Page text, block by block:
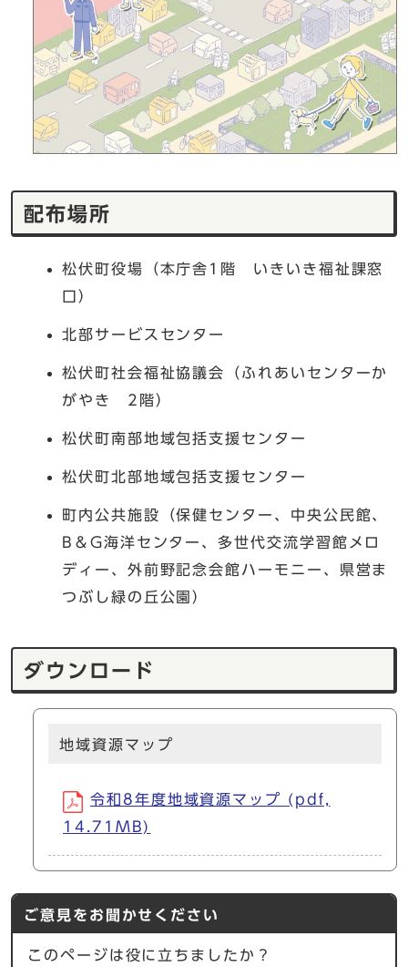
配布場所
松伏町役場（本庁舎1階 いきいき福祉課窓
口）
北部サービスセンター
松伏町社会福祉協議会（ふれあいセンターか
がやき 2階）
松伏町南部地域包括支援センター
松伏町北部地域包括支援センター
町内公共施設（保健センター、中央公民館、
B＆G海洋センター、多世代交流学習館メロ
ディー、外前野記念会館ハーモニー、県営ま
つぶし緑の丘公園）
ダウンロード
地域資源マップ
令和8年度地域資源マップ (pdf,
14.71MB)
ご意見をお聞かせください
このページは役に立ちましたか？